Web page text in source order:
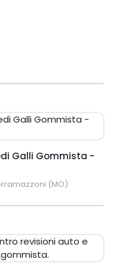
Galli Gommista -
(MO)